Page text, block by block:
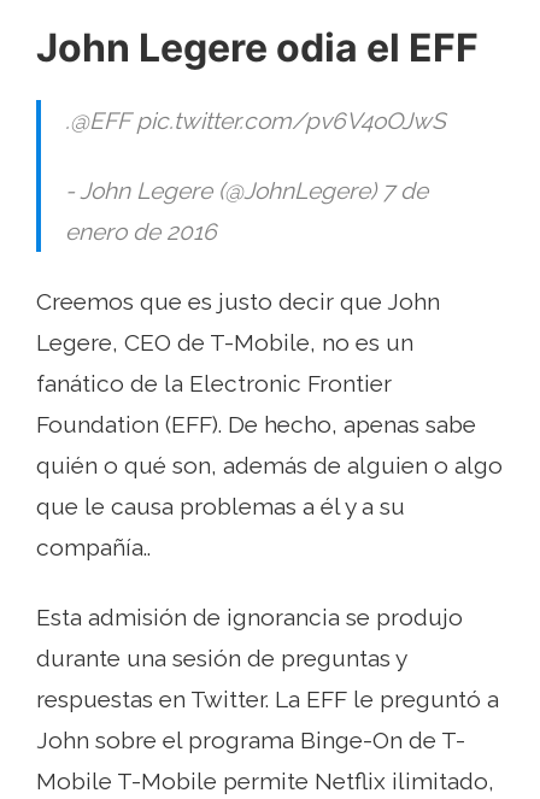
John Legere odia el EFF
.@EFF pic.twitter.com/pv6V4oOJwS
- John Legere (@JohnLegere) 7 de
enero de 2016
Creemos que es justo decir que John
Legere, CEO de T-Mobile, no es un
fanático de la Electronic Frontier
Foundation (EFF). De hecho, apenas sabe
quién o qué son, además de alguien o algo
que le causa problemas a él y a su
compañía..
Esta admisión de ignorancia se produjo
durante una sesión de preguntas y
respuestas en Twitter. La EFF le preguntó a
John sobre el programa Binge-On de T-
Mobile T-Mobile permite Netflix ilimitado,